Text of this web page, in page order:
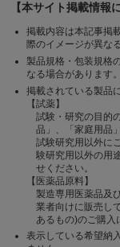
【本サイト掲載情報
掲載内容は本記事掲
際のイメージが異な
製品規格・包装規格
なる場合があります。
掲載されている製品
【試薬】
試験・研究の目的
品」、「家庭用品
試験研究用以外に
験研究用以外の用
せください。
【医薬品原料】
製造専用医薬品及
業者向けに販売し
あるもの)のご購入
表示している希望納